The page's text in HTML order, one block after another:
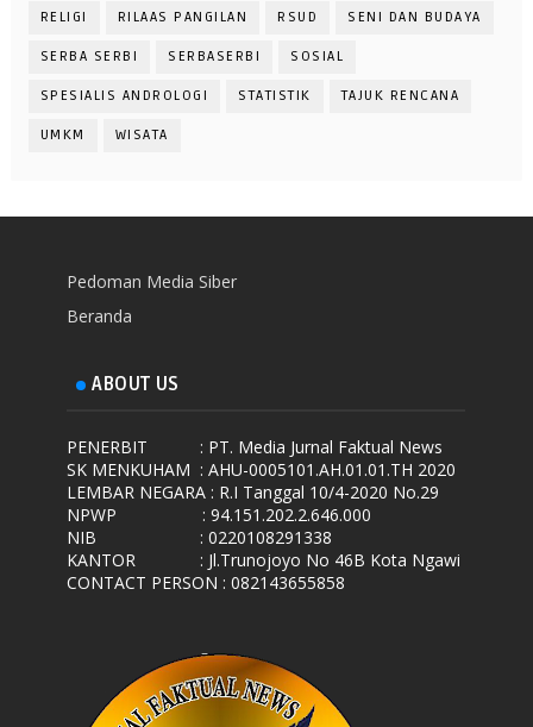
RELIGI RILAAS PANGILAN RSUD SENI DAN BUDAYA
SERBA SERBI SERBASERBI SOSIAL
SPESIALIS ANDROLOGI STATISTIK TAJUK RENCANA
UMKM WISATA
Pedoman Media Siber
Beranda
ABOUT US
PENERBIT
: PT. Media Jurnal Faktual News
SK MENKUHAM : AHU-0005101.AH.01.01.TH 2020
LEMBAR NEGARA : R.I Tanggal 10/4-2020 No.29
NPWP
: 94.151.202.2.646.000
NIB
: 0220108291338
KANTOR
: Jl.Trunojoyo No 46B Kota Ngawi
CONTACT PERSON : 082143655858